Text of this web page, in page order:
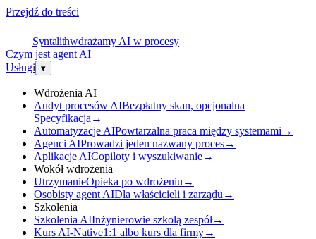
Przejdź do treści
Syntalithwdrażamy AI w procesy
Czym jest agent AI
Usługi ▾
Wdrożenia AI
Audyt procesów AIBezpłatny skan, opcjonalna
Specyfikacja →
Automatyzacje AIPowtarzalna praca między systemami →
Agenci AIProwadzi jeden nazwany proces→
Aplikacje AICopiloty i wyszukiwanie→
Wokół wdrożenia
UtrzymanieOpieka po wdrożeniu →
Osobisty agent AIDla właścicieli i zarządu →
Szkolenia
Szkolenia AIInżynierowie szkolą zespół→
Kurs AI-Native1:1 albo kurs dla firmy→